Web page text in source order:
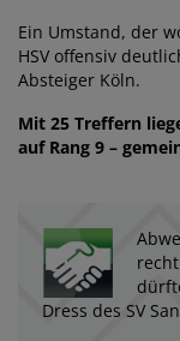
Ein Umstand, der
HSV offensiv
Absteiger Köln.
Mit 25 Treffern
auf Rang 9 –
Dress des SV